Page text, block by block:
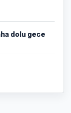
dolu gece